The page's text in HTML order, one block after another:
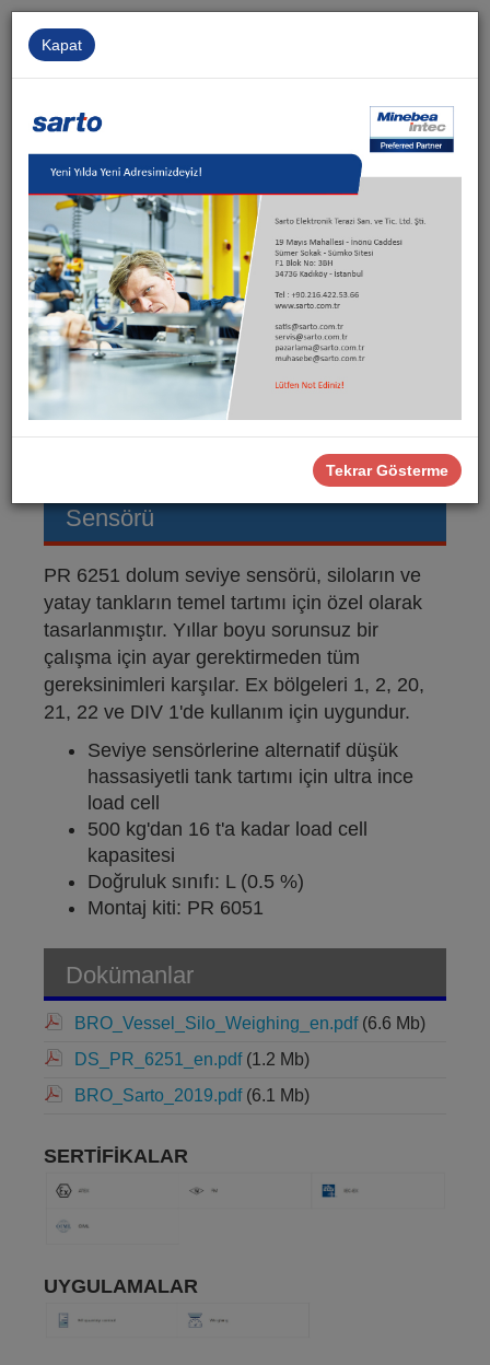
İletişim
Kapat
Tekrar Gösterme
Sarto Ürünler
Ex Çözümler
Tehlikeli Alan Load Cell'leri
PR 6251 PanCake Seviye Sensörü
PR 6251 PanCake Seviye
Sensörü
PR 6251 dolum seviye sensörü, siloların ve
yatay tankların temel tartımı için özel olarak
tasarlanmıştır. Yıllar boyu sorunsuz bir
çalışma için ayar gerektirmeden tüm
gereksinimleri karşılar. Ex bölgeleri 1, 2, 20,
21, 22 ve DIV 1'de kullanım için uygundur.
Seviye sensörlerine alternatif düşük
hassasiyetli tank tartımı için ultra ince
load cell
500 kg'dan 16 t'a kadar load cell
kapasitesi
Doğruluk sınıfı: L (0.5 %)
Montaj kiti: PR 6051
Dokümanlar
BRO_Vessel_Silo_Weighing_en.pdf(6.6 Mb)
DS_PR_6251_en.pdf(1.2 Mb)
BRO_Sarto_2019.pdf(6.1 Mb)
SERTİFİKALAR
UYGULAMALAR